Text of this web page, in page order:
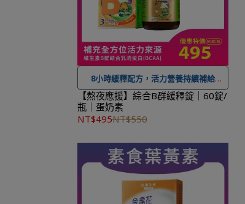
8小時緩釋配方，活力營養持續補給
★ 可宅配到府&超商取貨，
1,500 免運費，另有離島7-11超取服務
★ 登入會員訂購，管理訂單更方便，還
累積紅利點數，一點抵一元
到貨時間參考：訂購完成後，下個工
作天出貨，出貨後物流預計1-3個工作天
【熬夜應援】綜合B群緩釋錠｜60錠/
瓶｜蛋奶素
NT$495NT$550